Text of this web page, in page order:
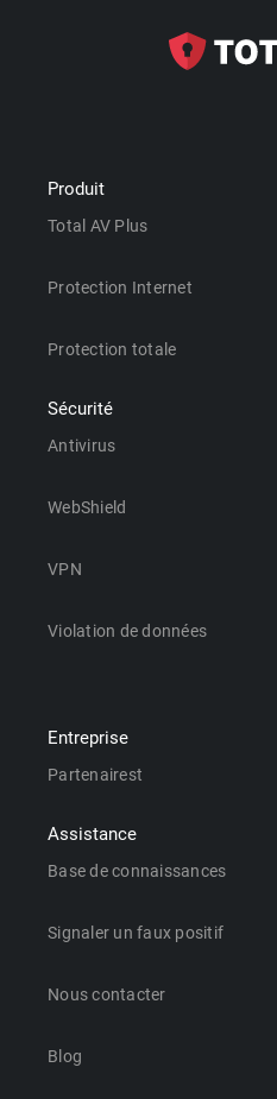
Produit
Total AV Plus
Protection Internet
Protection totale
Sécurité
Antivirus
WebShield
VPN
Violation de données
Entreprise
Partenairest
Assistance
Base de connaissances
Signaler un faux positif
Nous contacter
Blog